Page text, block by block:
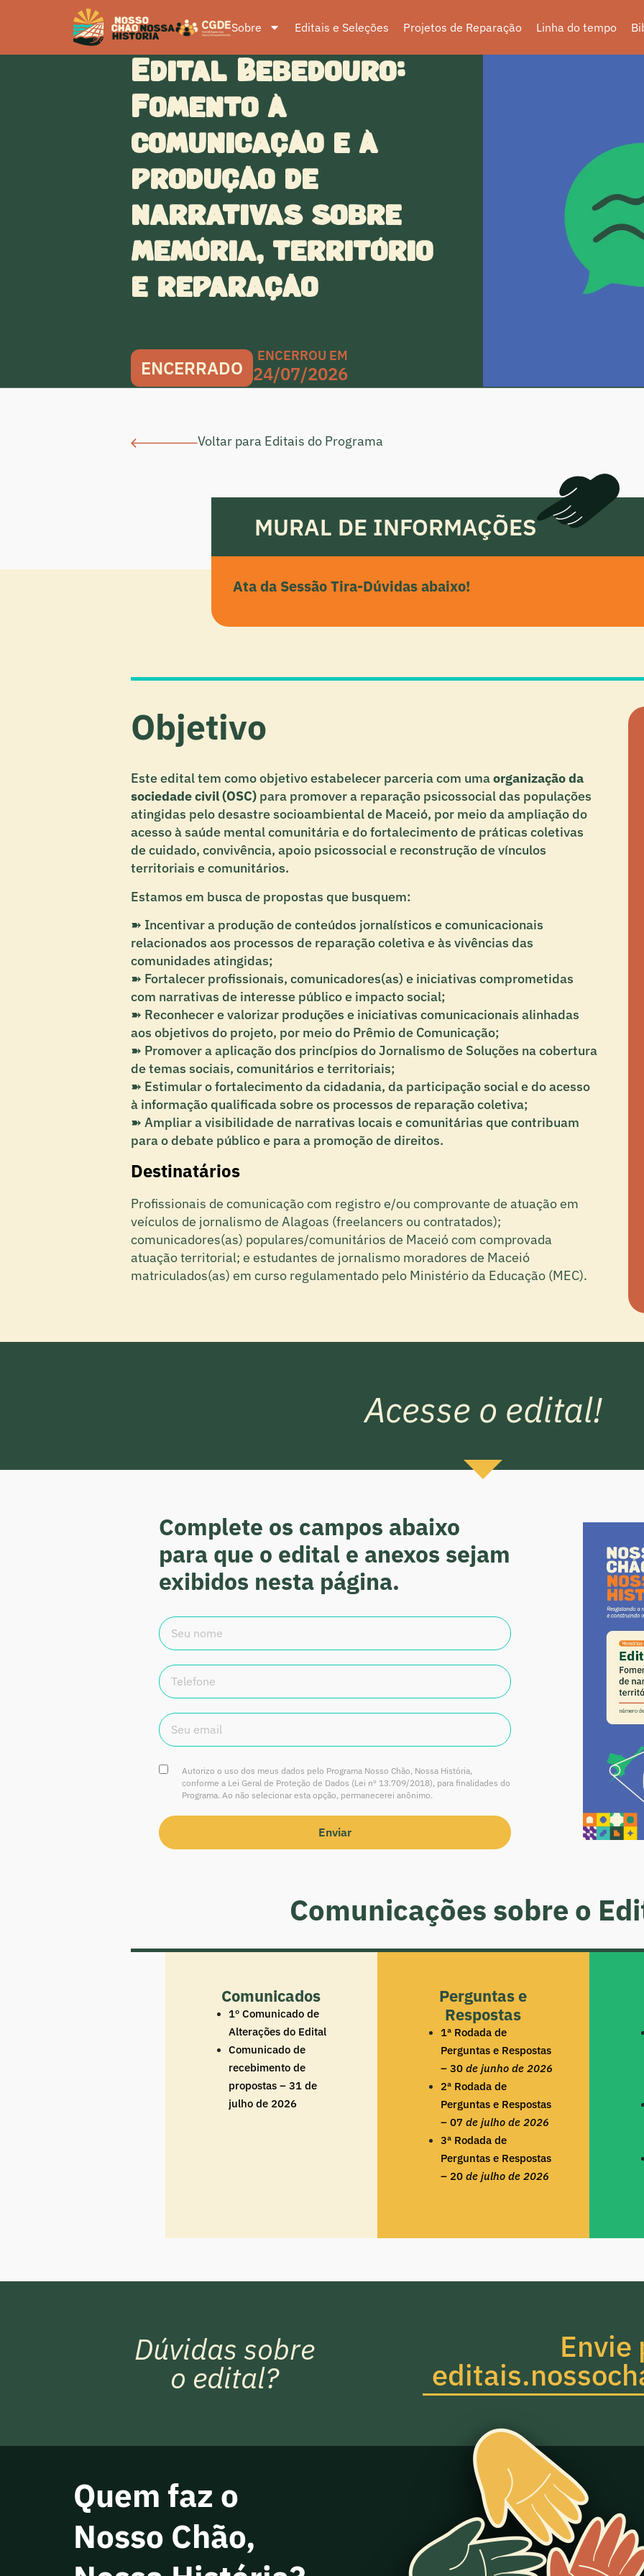
Sobre Editais e Seleções Projetos de Reparação Linha do tempo
Edital Bebedouro:
Fomento à
comunicação e à
produção de
narrativas sobre
memória, território
e reparação
ENCERRADO
ENCERROU EM
24/07/2026
Voltar para Editais do Programa
MURAL DE INFORMAÇÕES
Ata da Sessão Tira-Dúvidas abaixo!
Objetivo
Este edital tem como objetivo estabelecer parceria com umaorganização da
sociedade civil (OSC) para promover a reparação psicossocial das populações
atingidas pelo desastre socioambiental de Maceió, por meio da ampliação do
acesso à saúde mental comunitária e do fortalecimento de práticas coletivas
de cuidado, convivência, apoio psicossocial e reconstrução de vínculos
territoriais e comunitários.
Estamos em busca de propostas que busquem:
➽ Incentivar a produção de conteúdos jornalísticos e comunicacionais
relacionados aos processos de reparação coletiva e às vivências das
comunidades atingidas;
➽ Fortalecer profissionais, comunicadores(as) e iniciativas comprometidas
com narrativas de interesse público e impacto social;
➽ Reconhecer e valorizar produções e iniciativas comunicacionais alinhadas
aos objetivos do projeto, por meio do Prêmio de Comunicação;
➽ Promover a aplicação dos princípios do Jornalismo de Soluções na cobertura
de temas sociais, comunitários e territoriais;
➽ Estimular o fortalecimento da cidadania, da participação social e do acesso
à informação qualificada sobre os processos de reparação coletiva;
➽ Ampliar a visibilidade de narrativas locais e comunitárias que contribuam
para o debate público e para a promoção de direitos.
Destinatários
Profissionais de comunicação com registro e/ou comprovante de atuação em
veículos de jornalismo de Alagoas (freelancers ou contratados);
comunicadores(as) populares/comunitários de Maceió com comprovada
atuação territorial; e estudantes de jornalismo moradores de Maceió
matriculados(as) em curso regulamentado pelo Ministério da Educação (MEC).
Acesse o edital!
Complete os campos abaixo
para que o edital e anexos sejam
exibidos nesta página.
Autorizo o uso dos meus dados pelo Programa Nosso Chão, Nossa História,
conforme a Lei Geral de Proteção de Dados (Lei nº 13.709/2018), para finalidades do
Programa. Ao não selecionar esta opção, permanecerei anônimo.
Enviar
Comunicações sobre o
Comunicados
1º Comunicado de
Alterações do Edital
Comunicado de
recebimento de
propostas – 31 de
julho de 2026
Perguntas e
Respostas
1ª Rodada de
Perguntas e Respostas
– 30 de junho de 2026
2ª Rodada de
Perguntas e Respostas
– 07 de julho de 2026
3ª Rodada de
Perguntas e Respostas
– 20 de julho de 2026
Dúvidas sobre
o edital?
Envie
Quem faz o
Nosso Chão,